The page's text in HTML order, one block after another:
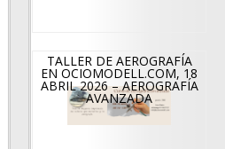
Y
DÍAS
CERR
TALLER DE AEROGRAFÍA
EN OCIOMODELL.COM, 18
ABRIL 2026 – AEROGRAFÍA
AVANZADA